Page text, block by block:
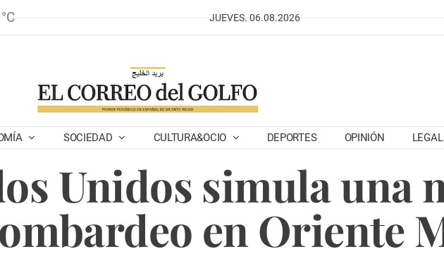
JUEVES. 06.08.2026
SOCIEDAD CULTURA&OCIO DEPORTES OPINIÓN LEGAL
Unidos simula una
en Oriente